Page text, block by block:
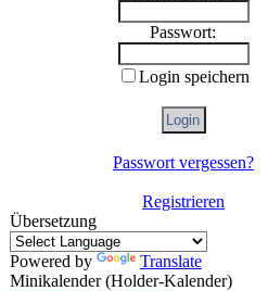
Passwort:
Login speichern
Passwort vergessen?
Registrieren
Übersetzung
Powered by
Translate
Minikalender (Holder-Kalender)